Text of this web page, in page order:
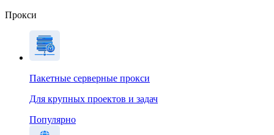
Прокси
Пакетные серверные прокси
Для крупных проектов и задач
Популярно